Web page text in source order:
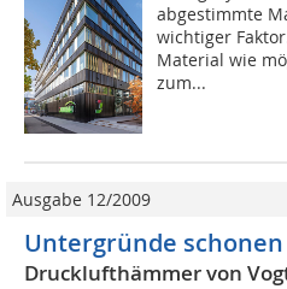
abgestimmte
wichtiger
Material wie
zum...
Ausgabe 12/2009
Untergründe
Drucklufthämmer von